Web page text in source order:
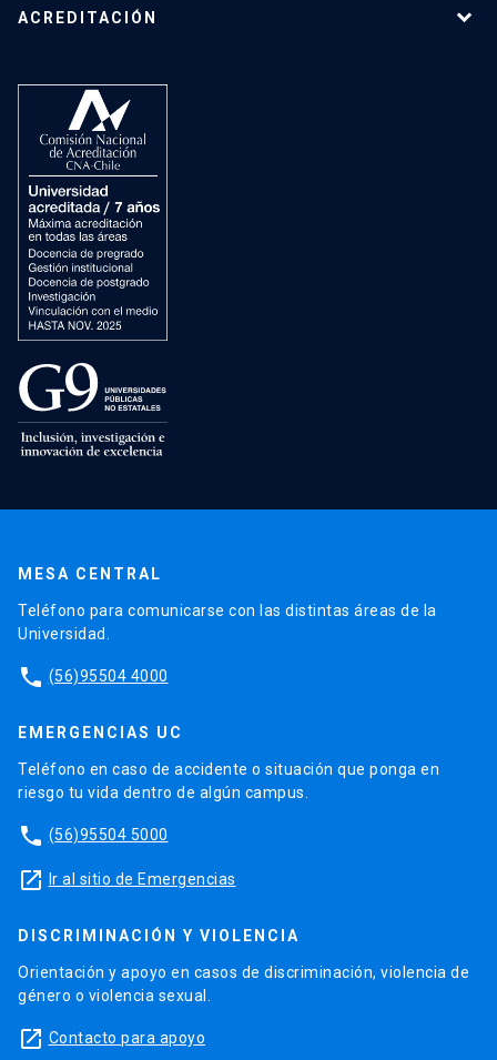
ACREDITACIÓN
MESA CENTRAL
Teléfono para comunicarse con las distintas áreas de la
Universidad.
phone (56)95504 4000
EMERGENCIAS UC
Teléfono en caso de accidente o situación que ponga en
riesgo tu vida dentro de algún campus.
phone (56)95504 5000
launch Ir al sitio de Emergencias
DISCRIMINACIÓN Y VIOLENCIA
Orientación y apoyo en casos de discriminación, violencia de
género o violencia sexual.
launch Contacto para apoyo